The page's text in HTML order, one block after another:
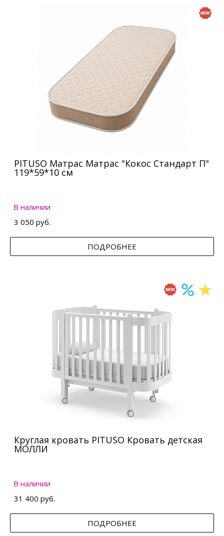
PITUSO Матрас Матрас "Кокос Стандарт П"
119*59*10 см
В наличии
3 050 руб.
ПОДРОБНЕЕ
Круглая кровать PITUSO Кровать детская
МОЛЛИ
В наличии
31 400 руб.
ПОДРОБНЕЕ